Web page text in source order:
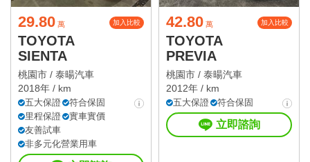
29.80 萬 加入比較
TOYOTA
SIENTA
桃園市 / 泰暘汽車
2018年 / km
五大保證
符合保固
里程保證
實車實價
友善試車
非多元化營業用車
42.80 萬 加入比較
TOYOTA
PREVIA
桃園市 / 泰暘汽車
2012年 / km
五大保證 符合保固
立即諮詢